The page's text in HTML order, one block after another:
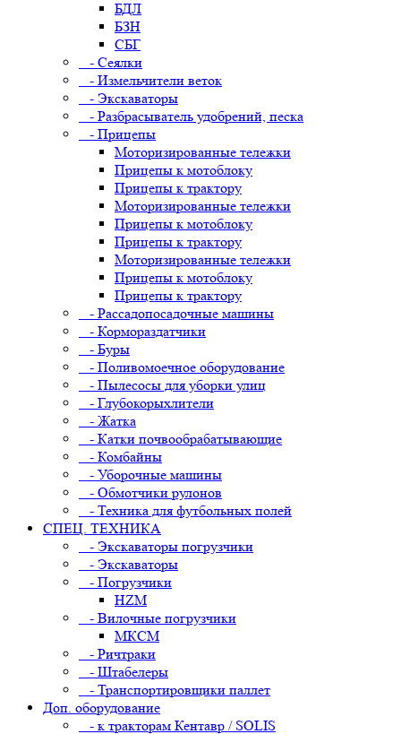
БДЛ
БЗН
СБГ
- Сеялки
- Измельчители веток
- Экскаваторы
- Разбрасыватель удобрений, песка
- Прицепы
Моторизированные тележки
Прицепы к мотоблоку
Прицепы к трактору
Моторизированные тележки
Прицепы к мотоблоку
Прицепы к трактору
Моторизированные тележки
Прицепы к мотоблоку
Прицепы к трактору
- Рассадопосадочные машины
- Кормораздатчики
- Буры
- Поливомоечное оборудование
- Пылесосы для уборки улиц
- Глубокорыхлители
- Жатка
- Катки почвообрабатывающие
- Комбайны
- Уборочные машины
- Обмотчики рулонов
- Техника для футбольных полей
СПЕЦ. ТЕХНИКА
- Экскаваторы погрузчики
- Экскаваторы
- Погрузчики
HZM
- Вилочные погрузчики
МКСМ
- Ричтраки
- Штабелеры
- Транспортировщики паллет
Доп. оборудование
- к тракторам Кентавр / SOLIS